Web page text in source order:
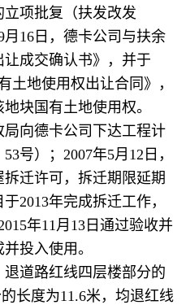
项批复（扶发改发
月16日，德卡公司与扶余
成交确认书》，并于
土地使用权出让合同》，
块国有土地使用权。
局向德卡公司下达工程计
号）；2007年5月12日，
迁许可，拆迁期限延期
2013年完成拆迁工作，
年11月13日通过验收并
投入使用。
道路红线四层楼部分的
长度为11.6米，均退红线